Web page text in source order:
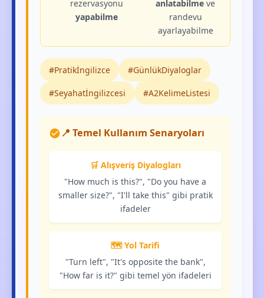
rezervasyonu
yapabilme
anlatabilme ve
randevu
ayarlayabilme
#Pratikİngilizce #GünlükDiyaloglar
#Seyahatİngilizcesi #A2KelimeListesi
📍 Temel Kullanım Senaryoları
🛒 Alışveriş Diyalogları
"How much is this?", "Do you have a
smaller size?", "I'll take this" gibi pratik
ifadeler
🗺️ Yol Tarifi
"Turn left", "It's opposite the bank",
"How far is it?" gibi temel yön ifadeleri